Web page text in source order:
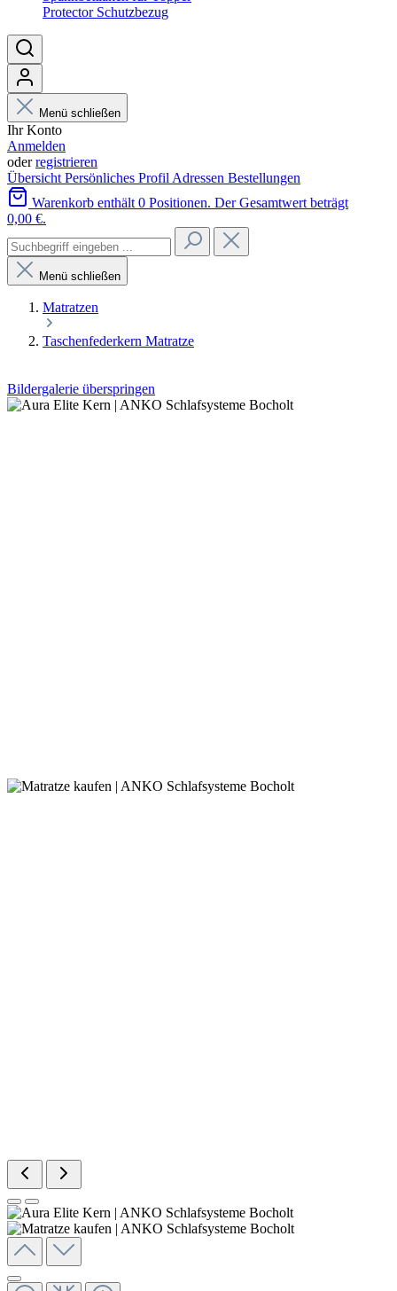
Protector Schutzbezug
Menü schließen
Ihr Konto
Anmelden
oderregistrieren
Übersicht Persönliches Profil Adressen Bestellungen
Warenkorb enthält 0 Positionen. Der Gesamtwert beträgt
0,00 €.
Menü schließen
Matratzen
Taschenfederkern Matratze
Bildergalerie überspringen